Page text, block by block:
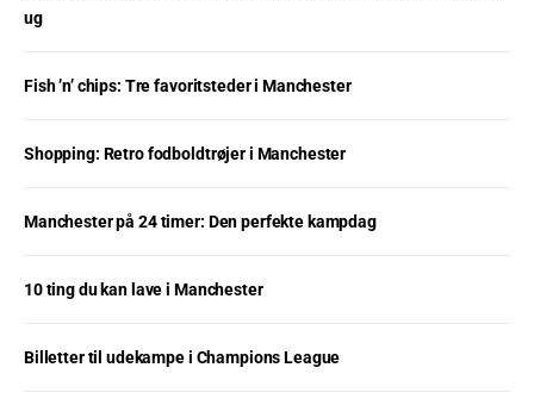
ug
Fish ’n’ chips: Tre favoritsteder i Manchester
Shopping: Retro fodboldtrøjer i Manchester
Manchester på 24 timer: Den perfekte kampdag
10 ting du kan lave i Manchester
Billetter til udekampe i Champions League